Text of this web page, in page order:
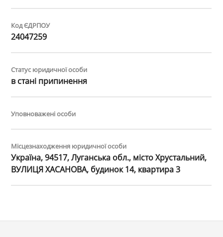
Код ЄДРПОУ
24047259
Статус юридичної особи
в стані припинення
Уповноважені особи
Місцезнаходження юридичної особи
Україна, 94517, Луганська обл., місто Хрустальний,
ВУЛИЦЯ ХАСАНОВА, будинок 14, квартира 3